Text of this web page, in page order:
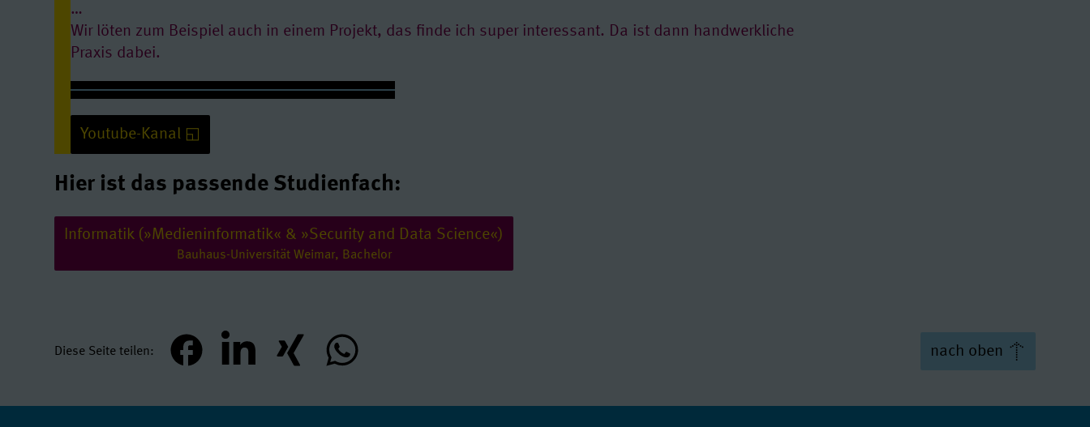
…
Wir löten zum Beispiel auch in einem Projekt, das finde ich super interessant. Da ist dann handwerkliche
Praxis dabei.
Youtube/ Video: erlauben
www.youtube-nocookie.com
Youtube-Kanal
Hier ist das passende Studienfach:
Informatik (»Medieninformatik« & »Security and Data Science«)
Bauhaus-Universität Weimar, Bachelor
Diese Seite teilen teilen mitteilen teilen teilen nach oben